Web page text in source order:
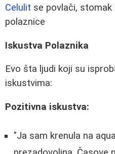
Celulit se povlači, stomak
polaznice
Iskustva Polaznika
Evo šta ljudi koji su
iskustvima:
Pozitivna iskustva:
"Ja sam krenula na